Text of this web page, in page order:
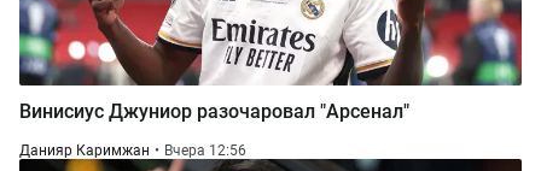
Винисиус Джуниор разочаровал "Арсенал"
Данияр Каримжан Вчера 12:56